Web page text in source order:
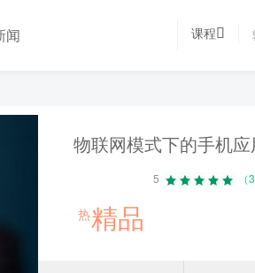
闻 课程
物联网模式下的手机
5
热精品